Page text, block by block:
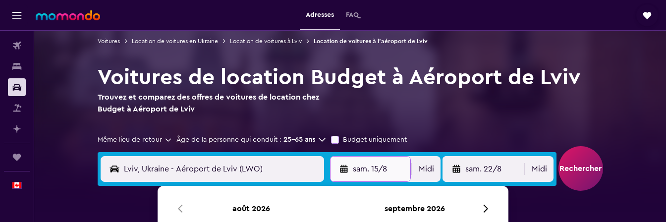
Adresses FAQ
Voitures Location de voitures en Ukraine Location de voitures à Lviv Location de voitures à l'aéroport de Lviv
Voitures de location Budget à Aéroport de Lviv
Trouvez et comparez des offres de voitures de location chez
Budget à Aéroport de Lviv
Même lieu de retour Âge de la personne qui conduit : 25-65 ans Budget uniquement
sam. 15/8 Midi sam. 22/8 Midi Rechercher
août 2026 septembre 2026